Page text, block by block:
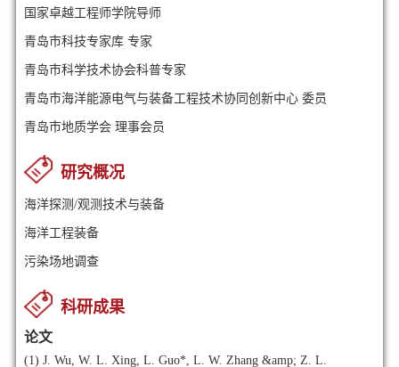
国家卓越工程师学院导师
青岛市科技专家库 专家
青岛市科学技术协会科普专家
青岛市海洋能源电气与装备工程技术协同创新中心 委员
青岛市地质学会 理事会员
研究概况
海洋探测/观测技术与装备
海洋工程装备
污染场地调查
科研成果
论文
(1) J. Wu, W. L. Xing, L. Guo*, L. W. Zhang &amp; Z. L.